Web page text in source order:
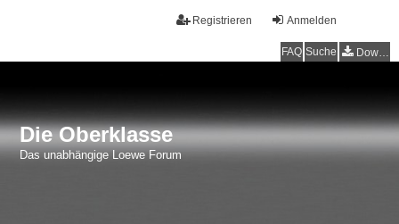
Anmelden
Registrieren
FAQ Suche Downloads
Die Oberklasse
Das unabhängige Loewe Forum